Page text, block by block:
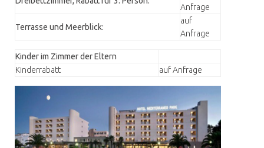
Anfrage
Terrasse und Meerblick:
auf
Anfrage
Kinder im Zimmer der Eltern
Kinderrabatt
auf Anfrage